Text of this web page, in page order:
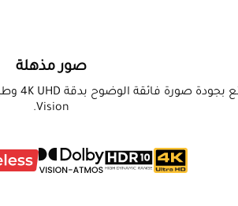
صور مذهلة
Vision.